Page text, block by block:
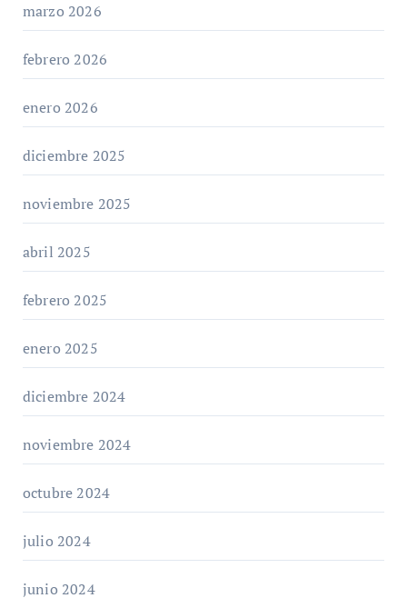
marzo 2026
febrero 2026
enero 2026
diciembre 2025
noviembre 2025
abril 2025
febrero 2025
enero 2025
diciembre 2024
noviembre 2024
octubre 2024
julio 2024
junio 2024